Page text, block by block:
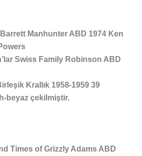
Barrett Manhunter ABD 1974 Ken
Swiss Family Robinson ABD
Krallık 1958-1959 39
beyaz çekilmiştir.
Times of Grizzly Adams ABD